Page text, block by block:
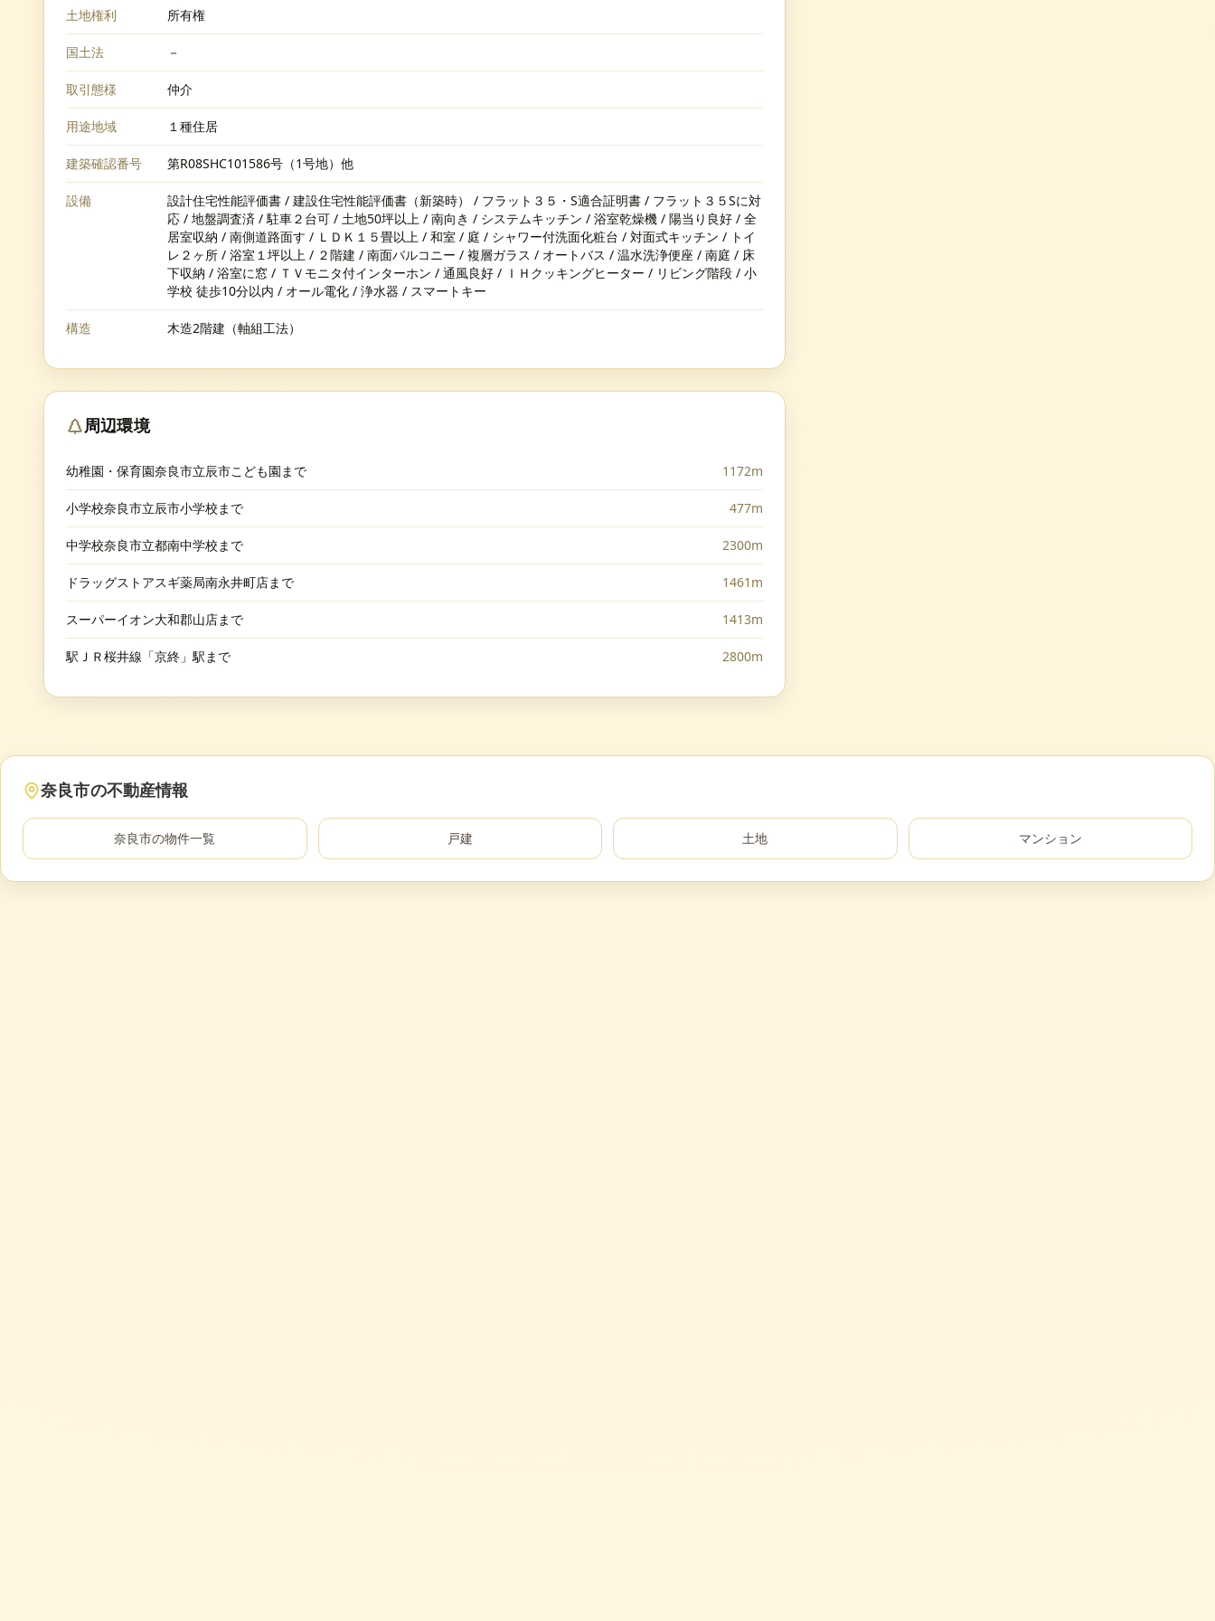
土地権利 所有権
国土法 －
取引態様 仲介
用途地域 １種住居
建築確認番号 第R08SHC101586号（1号地）他
設備
設計住宅性能評価書 / 建設住宅性能評価書（新築時） / フラット３５・S適合証明書 / フラット３５Sに対
応 / 地盤調査済 / 駐車２台可 / 土地50坪以上 / 南向き / システムキッチン / 浴室乾燥機 / 陽当り良好 / 全
居室収納 / 南側道路面す / ＬＤＫ１５畳以上 / 和室 / 庭 / シャワー付洗面化粧台 / 対面式キッチン / トイ
レ２ヶ所 / 浴室１坪以上 / ２階建 / 南面バルコニー / 複層ガラス / オートバス / 温水洗浄便座 / 南庭 / 床
下収納 / 浴室に窓 / ＴＶモニタ付インターホン / 通風良好 / ＩＨクッキングヒーター / リビング階段 / 小
学校 徒歩10分以内 / オール電化 / 浄水器 / スマートキー
構造 木造2階建（軸組工法）
周辺環境
幼稚園・保育園奈良市立辰市こども園まで 1172m
小学校奈良市立辰市小学校まで 477m
中学校奈良市立都南中学校まで 2300m
ドラッグストアスギ薬局南永井町店まで 1461m
スーパーイオン大和郡山店まで 1413m
駅ＪＲ桜井線「京終」駅まで 2800m
奈良市の不動産情報
奈良市の物件一覧 戸建 土地 マンション